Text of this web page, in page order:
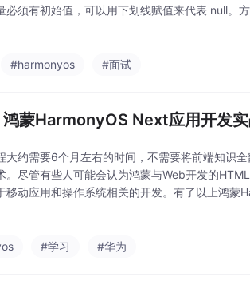
必须有初始值，可以用下划线赋值来代表 null。
#harmonyos #面试
鸿蒙HarmonyOS Next应用开发
大约需要6个月左右的时间，不需要将前端知识
。尽管有些人可能会认为鸿蒙与Web开发的
移动应用和操作系统相关的开发。有了以上鸿蒙
#学习 #华为